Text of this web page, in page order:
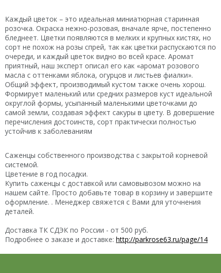
Каждый цветок – это идеальная миниатюрная старинная
розочка. Окраска нежно-розовая, вначале ярче, постепенно
бледнеет. Цветки появляются в мелких и крупных кистях, но
сорт не похож на розы спрей, так как цветки распускаются по
очереди, и каждый цветок видно во всей красе. Аромат
приятный, наш эксперт описал его как «аромат розового
масла с оттенками яблока, огурцов и листьев фиалки».
Общий эффект, производимый кустом также очень хорош.
Формирует маленький или средних размеров куст идеальной
округлой формы, усыпанный маленькими цветочками до
самой земли, создавая эффект сакуры в цвету. В довершение
перечисления достоинств, сорт практически полностью
устойчив к заболеваниям
Саженцы собственного производства с закрытой корневой
системой.
Цветение в год посадки.
Купить саженцы с доставкой или самовывозом можно на
нашем сайте. Просто добавьте товар в корзину и завершите
оформление. . Менеджер свяжется с Вами для уточнения
деталей.
Доставка ТК СДЭК по России - от 500 руб.
Подробнее о заказе и доставке: http://parkrose63.ru/page/14